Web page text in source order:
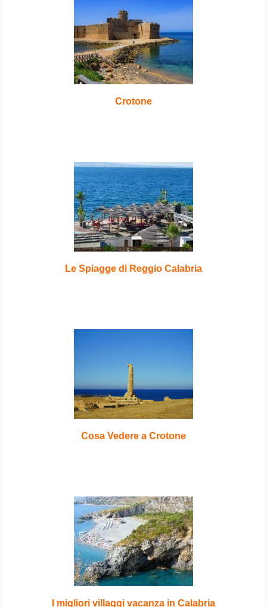
Crotone
Le Spiagge di Reggio Calabria
Cosa Vedere a Crotone
I migliori villaggi vacanza in Calabria